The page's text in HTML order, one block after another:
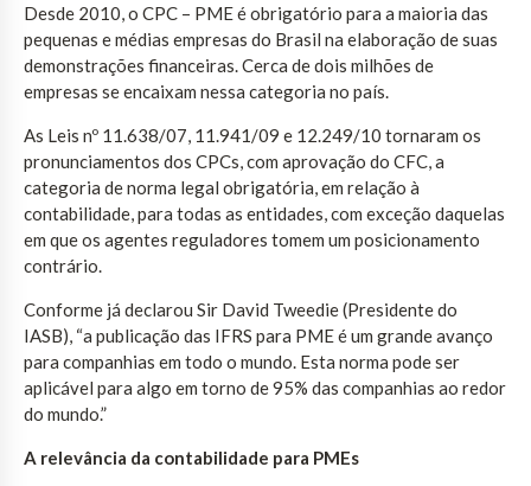
Desde 2010, o CPC – PME é obrigatório para a maioria das
pequenas e médias empresas do Brasil na elaboração de suas
demonstrações financeiras. Cerca de dois milhões de
empresas se encaixam nessa categoria no país.
As Leis nº 11.638/07, 11.941/09 e 12.249/10 tornaram os
pronunciamentos dos CPCs, com aprovação do CFC, a
categoria de norma legal obrigatória, em relação à
contabilidade, para todas as entidades, com exceção daquelas
em que os agentes reguladores tomem um posicionamento
contrário.
Conforme já declarou Sir David Tweedie (Presidente do
IASB), “a publicação das IFRS para PME é um grande avanço
para companhias em todo o mundo. Esta norma pode ser
aplicável para algo em torno de 95% das companhias ao redor
do mundo.”
A relevância da contabilidade para PMEs